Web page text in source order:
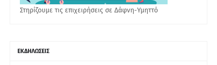
Στηρίζουμε τις επιχειρήσεις σε Δάφνη-Υμηττό
ΕΚΔΗΛΩΣΕΙΣ